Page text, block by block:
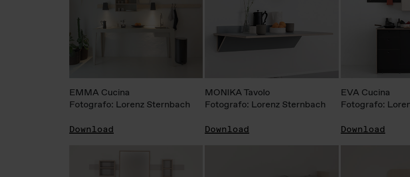
EMMA Cucina
Fotografo: Lorenz Sternbach
Download
MONIKA Tavolo
Fotografo: Lorenz Sternbach
Download
EVA Cucina
Fotografo:
Download